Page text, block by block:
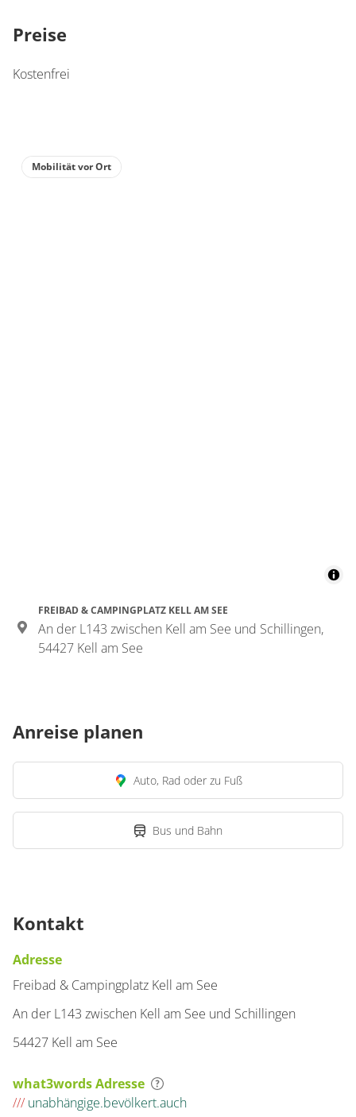
Preise
Kostenfrei
Mobilität vor Ort
FREIBAD & CAMPINGPLATZ KELL AM SEE
An der L143 zwischen Kell am See und Schillingen,
54427 Kell am See
Anreise planen
Auto, Rad oder zu Fuß
Bus und Bahn
Kontakt
Adresse
Freibad & Campingplatz Kell am See
An der L143 zwischen Kell am See und Schillingen
54427 Kell am See
what3words Adresse
/// unabhängige.bevölkert.auch